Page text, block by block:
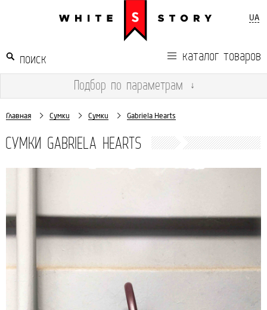
UA
каталог товаров
Подбор по параметрам ↓
Главная Сумки Сумки Gabriela Hearts
СУМКИ GABRIELA HEARTS